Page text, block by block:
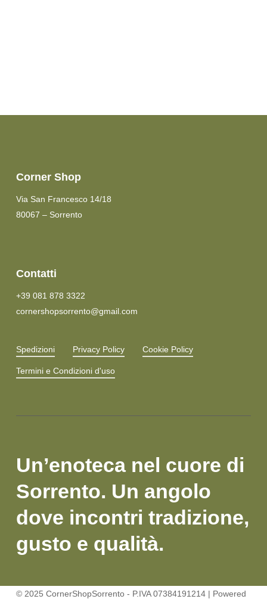
Corner Shop
Via San Francesco 14/18
80067 – Sorrento
Contatti
+39 081 878 3322
cornershopsorrento@gmail.com
Spedizioni Privacy Policy Cookie Policy
Termini e Condizioni d'uso
Un’enoteca nel cuore di
Sorrento. Un angolo
dove incontri tradizione,
gusto e qualità.
© 2025 CornerShopSorrento - P.IVA 07384191214 | Powered